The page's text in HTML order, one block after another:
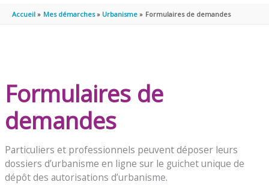
PRINCIPAL
Accueil Mes démarches Urbanisme Formulaires de demandes
Formulaires de
demandes
Particuliers et professionnels peuvent déposer leurs
dossiers d’urbanisme en ligne sur le guichet unique de
dépôt des autorisations d’urbanisme.